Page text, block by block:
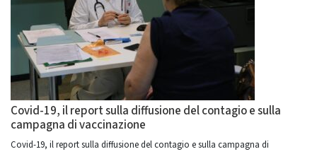
Covid-19, il report sulla diffusione del contagio e sulla
campagna di vaccinazione
Covid-19, il report sulla diffusione del contagio e sulla campagna di